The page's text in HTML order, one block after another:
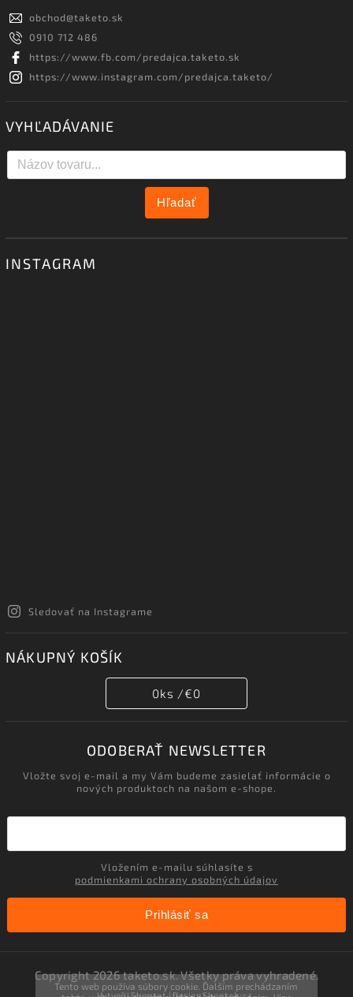
Tento web používa súbory cookie. Ďalším prechádzaním
obchod@taketo.sk
0910 712 486
https://www.fb.com/predajca.taketo.sk
https://www.instagram.com/predajca.taketo/
VYHĽADÁVANIE
Hľadať
INSTAGRAM
Sledovať na Instagrame
NÁKUPNÝ KOŠÍK
0ks /€0
ODOBERAŤ NEWSLETTER
Vložte svoj e-mail a my Vám budeme zasielať informácie o
nových produktoch na našom e-shope.
podmienkami ochrany osobných údajov
Prihlásiť sa
Copyright 2026taketo.sk. Všetky práva vyhradené.